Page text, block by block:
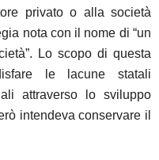
privato o alla società
nota con il nome di “un
Lo scopo di questa
le lacune statali
attraverso lo sviluppo
intendeva conservare il